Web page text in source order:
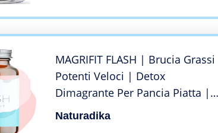
MAGRIFIT FLASH | Brucia Grassi
Potenti Veloci | Detox
Dimagrante Per Pancia Piatta |
Drenante Forte Dimagrante Forte
Naturadika